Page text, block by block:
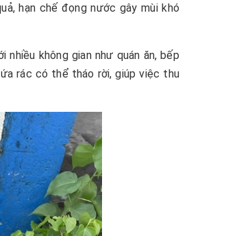
hạn chế đọng nước gây mùi khó
không gian như quán ăn, bếp
rác có thể tháo rời, giúp việc thu